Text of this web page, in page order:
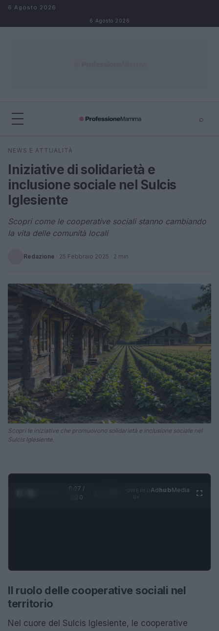
Salta al contenuto
6 Agosto 2026
6 Agosto 2026
⌕
Cerca
NEWS E ATTUALITÀ
Iniziative di solidarietà e
inclusione sociale nel Sulcis
Iglesiente
Scopri come le cooperative sociali stanno cambiando
la vita delle comunità locali
Redazione · 25 Febbraio 2025 · 2 min
Scopri le iniziative che promuovono solidarietà e inclusione sociale nel
Sulcis Iglesiente.
0:28 /
1:20
AdhubMedia
Il ruolo delle cooperative sociali nel
territorio
Nel cuore del Sulcis Iglesiente, le cooperative